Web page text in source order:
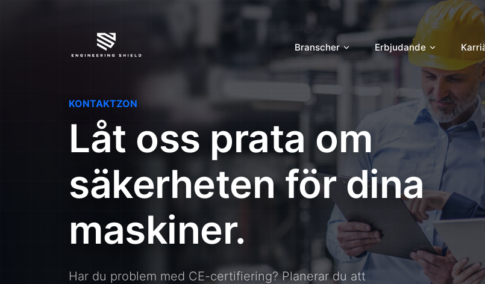
Branscher Erbjudande
KONTAKTZON
Låt oss prata om
säkerheten för dina
maskiner.
Har du problem med CE-certifiering? Planerar du att